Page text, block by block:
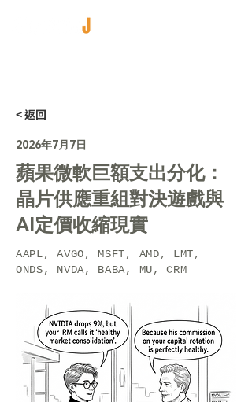
< 返回
2026年7月7日
蘋果微軟巨額支出分化：
晶片供應重組對決遊戲與
AI定價收縮現實
AAPL, AVGO, MSFT, AMD, LMT,
ONDS, NVDA, BABA, MU, CRM